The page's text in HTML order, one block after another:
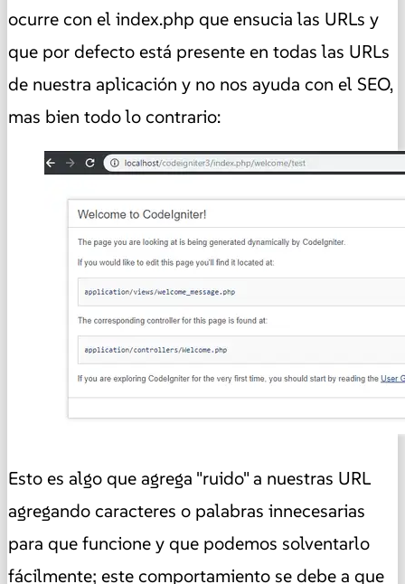
ocurre con el index.php que ensucia las URLs y
que por defecto está presente en todas las URLs
de nuestra aplicación y no nos ayuda con el SEO,
mas bien todo lo contrario:
Esto es algo que agrega "ruido" a nuestras URL
agregando caracteres o palabras innecesarias
para que funcione y que podemos solventarlo
fácilmente; este comportamiento se debe a que